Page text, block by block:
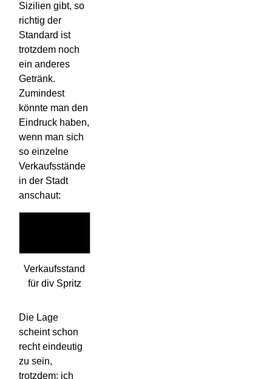
Sizilien gibt, so
richtig der
Standard ist
trotzdem noch
ein anderes
Getränk.
Zumindest
könnte man den
Eindruck haben,
wenn man sich
so einzelne
Verkaufsstände
in der Stadt
anschaut:
Verkaufsstand
für div Spritz
Die Lage
scheint schon
recht eindeutig
zu sein,
trotzdem: ich